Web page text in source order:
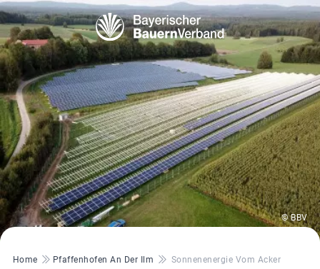
© BBV
Pfadnavigation
Home Pfaffenhofen An Der Ilm Sonnenenergie Vom Acker